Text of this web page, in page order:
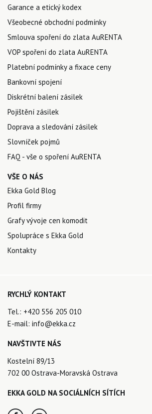
Garance a etický kodex
Všeobecné obchodní podmínky
Smlouva spoření do zlata AuRENTA
VOP spoření do zlata AuRENTA
Platební podmínky a fixace ceny
Bankovní spojení
Diskrétní balení zásilek
Pojištění zásilek
Doprava a sledování zásilek
Slovníček pojmů
FAQ - vše o spoření AuRENTA
VŠE O NÁS
Ekka Gold Blog
Profil firmy
Grafy vývoje cen komodit
Spolupráce s Ekka Gold
Kontakty
RYCHLÝ KONTAKT
Tel.: +420 556 205 010
E-mail: info@ekka.cz
NAVŠTIVTE NÁS
Kostelní 89/13
702 00 Ostrava-Moravská Ostrava
EKKA GOLD NA SOCIÁLNÍCH SÍTÍCH